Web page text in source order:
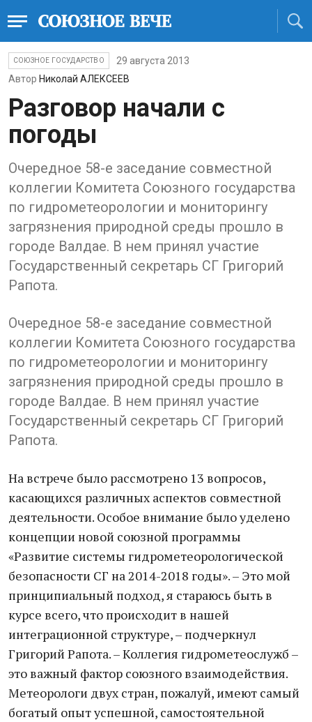
СОЮЗНОЕ ГОСУДАРСТВО
29 августа 2013
Автор Николай АЛЕКСЕЕВ
Разговор начали с
погоды
Очередное 58-е заседание совместной
коллегии Комитета Союзного государства
по гидрометеорологии и мониторингу
загрязнения природной среды прошло в
городе Валдае. В нем принял участие
Государственный секретарь СГ Григорий
Рапота.
Очередное 58-е заседание совместной
коллегии Комитета Союзного государства
по гидрометеорологии и мониторингу
загрязнения природной среды прошло в
городе Валдае. В нем принял участие
Государственный секретарь СГ Григорий
Рапота.
На встрече было рассмотрено 13 вопросов,
касающихся различных аспектов совместной
деятельности. Особое внимание было уделено
концепции новой союзной программы
«Развитие системы гидрометеорологической
безопасности СГ на 2014-2018 годы». – Это мой
принципиальный подход, я стараюсь быть в
курсе всего, что происходит в нашей
интеграционной структуре, – подчеркнул
Григорий Рапота. – Коллегия гидрометеослужб –
это важный фактор союзного взаимодействия.
Метеорологи двух стран, пожалуй, имеют самый
богатый опыт успешной, самостоятельной